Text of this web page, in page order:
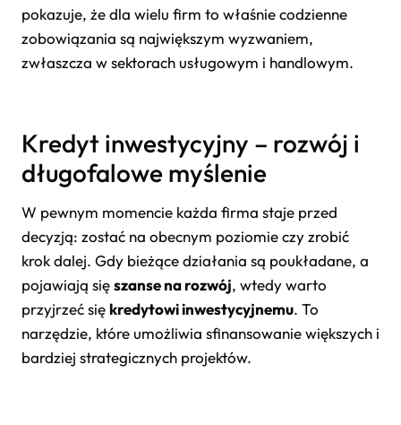
pokazuje, że dla wielu firm to właśnie codzienne
zobowiązania są największym wyzwaniem,
zwłaszcza w sektorach usługowym i handlowym.
Kredyt inwestycyjny – rozwój i
długofalowe myślenie
W pewnym momencie każda firma staje przed
decyzją: zostać na obecnym poziomie czy zrobić
krok dalej. Gdy bieżące działania są poukładane, a
pojawiają sięszanse na rozwój, wtedy warto
przyjrzeć się kredytowi inwestycyjnemu. To
narzędzie, które umożliwia sfinansowanie większych i
bardziej strategicznych projektów.